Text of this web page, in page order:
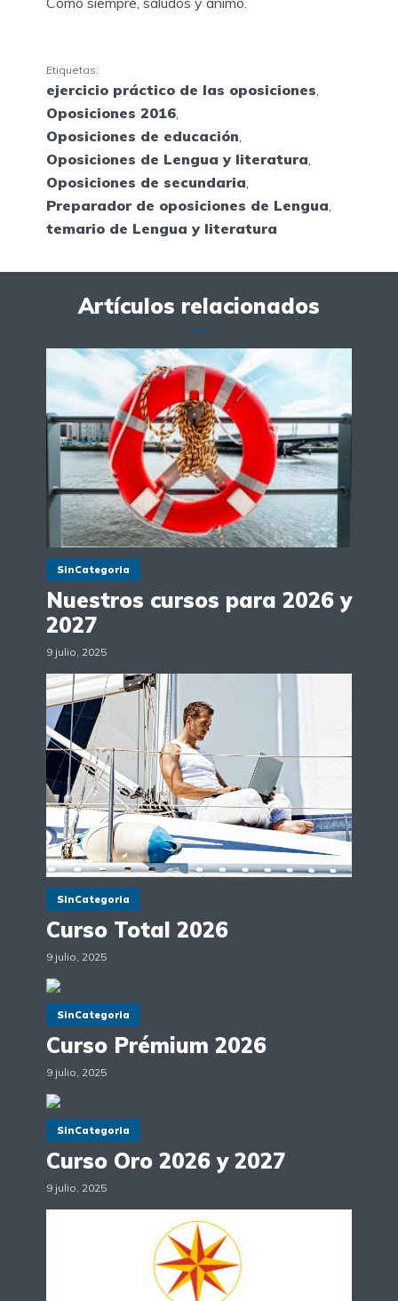
Etiquetas:
ejercicio práctico de las oposiciones,
Oposiciones 2016,
Oposiciones de educación,
Oposiciones de Lengua y literatura,
Oposiciones de secundaria,
Preparador de oposiciones de Lengua,
temario de Lengua y literatura
Artículos relacionados
SinCategoria
Nuestros cursos para 2026 y
2027
9 julio, 2025
SinCategoria
Curso Total 2026
9 julio, 2025
SinCategoria
Curso Prémium 2026
9 julio, 2025
SinCategoria
Curso Oro 2026 y 2027
9 julio, 2025